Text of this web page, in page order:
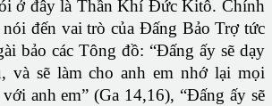
ở đây là Thần Khí Đức Kitô. Chính
nói đến vai trò của Đấng Bảo Trợ tức
bảo các Tông đồ: “Đấng ấy sẽ dạy
và sẽ làm cho anh em nhớ lại mọi
anh em” (Ga 14,16), “Đấng ấy sẽ